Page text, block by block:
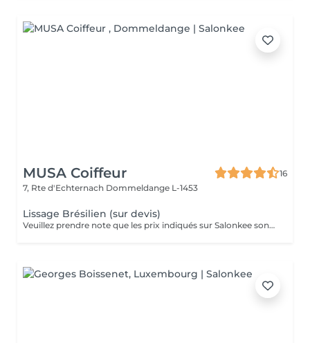
MUSA Coiffeur
16
7, Rte d'Echternach Dommeldange L-1453
Lissage Brésilien (sur devis)
Veuillez prendre note que les prix indiqués sur Salonkee sont communiqués à titre informatif et s'entendent de base. Ces derniers sont susceptibles de varier selon le diagnostic réalisé à votre arrivée au salon et l'expertise du professionnel à qui vous confiez votre beauté. Dans tous les cas, un devis précis vous sera proposé et toutes réalisations de prestations seront effectuées avec votre accord. Un grand merci d'avance pour votre compréhension. Au plaisir de vous recevoir très vite.